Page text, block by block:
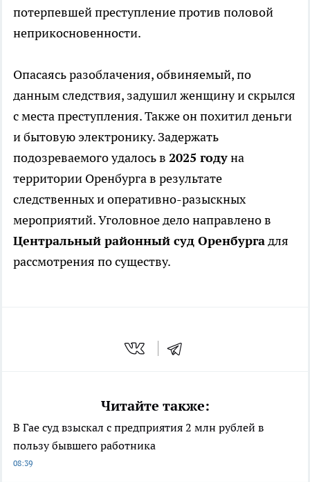
потерпевшей преступление против половой
неприкосновенности.
Опасаясь разоблачения, обвиняемый, по
данным следствия, задушил женщину и скрылся
с места преступления. Также он похитил деньги
и бытовую электронику. Задержать
подозреваемого удалось в 2025 годуна
территории Оренбурга в результате
следственных и оперативно-разыскных
мероприятий. Уголовное дело направлено в
Центральный районный суд Оренбургадля
рассмотрения по существу.
Читайте также:
В Гае суд взыскал с предприятия 2 млн рублей в
пользу бывшего работника
08:39